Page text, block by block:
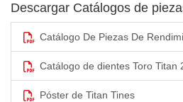
Descargar Catálogos de
Catálogo De Piezas De
Catálogo de dientes Toro Titan
Póster de Titan Tines